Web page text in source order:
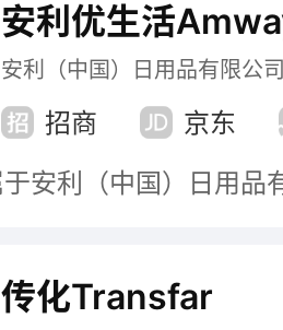
安利（中国）日用品有限公司
招商 京东
传化Transfar